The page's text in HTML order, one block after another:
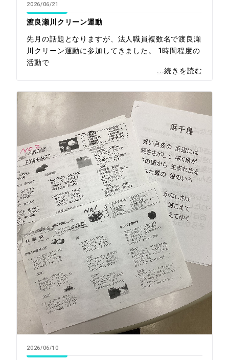
2026/06/21
渡良瀬川クリーン運動
先月の話題となりますが、法人職員複数名で渡良瀬
川クリーン運動に参加してきました。 1時間程度の
活動で
...続きを読む
2026/06/10